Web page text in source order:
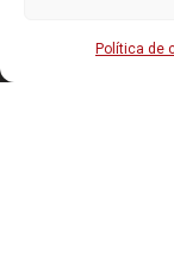
Política de